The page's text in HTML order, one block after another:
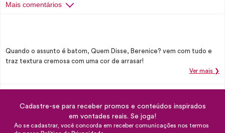
Mais comentários
Quando o assunto é batom, Quem Disse, Berenice? vem com tudo e
traz textura cremosa com uma cor de arrasar!
Ver mais ❯
Cadastre-se para receber promos e conteúdos inspirados
em vontades reais. Se joga!
Ao se cadastrar, você concorda em receber comunicações nos termos